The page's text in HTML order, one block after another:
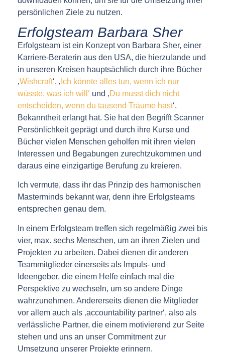
persönlichen Ziele zu nutzen.
Erfolgsteam Barbara Sher
Erfolgsteam ist ein Konzept von Barbara Sher, einer
Karriere-Beraterin aus den USA, die hierzulande und
in unseren Kreisen hauptsächlich durch ihre Bücher
‚Wishcraft‘, ‚ Ich könnte alles tun, wenn ich nur
wüsste, was ich will‘ und ‚Du musst dich nicht
entscheiden, wenn du tausend Träume hast‘,
Bekanntheit erlangt hat. Sie hat den Begrifft Scanner
Persönlichkeit geprägt und durch ihre Kurse und
Bücher vielen Menschen geholfen mit ihren vielen
Interessen und Begabungen zurechtzukommen und
daraus eine einzigartige Berufung zu kreieren.
Ich vermute, dass ihr das Prinzip des harmonischen
Masterminds bekannt war, denn ihre Erfolgsteams
entsprechen genau dem.
In einem Erfolgsteam treffen sich regelmäßig zwei bis
vier, max. sechs Menschen, um an ihren Zielen und
Projekten zu arbeiten. Dabei dienen dir anderen
Teammitglieder einerseits als Impuls- und
Ideengeber, die einem Helfe einfach mal die
Perspektive zu wechseln, um so andere Dinge
wahrzunehmen. Andererseits dienen die Mitglieder
vor allem auch als ‚accountability partner‘, also als
verlässliche Partner, die einem motivierend zur Seite
stehen und uns an unser Commitment zur
Umsetzung unserer Projekte erinnern.